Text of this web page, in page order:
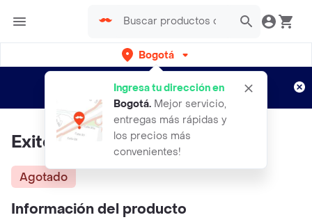
Bogotá
Ingresa tu dirección en
Bogotá. Mejor servicio,
entregas más rápidas y
los precios más
convenientes!
envíos gratis por semanas
Aplican TyC
Exito Trapero
Agotado
Información del producto